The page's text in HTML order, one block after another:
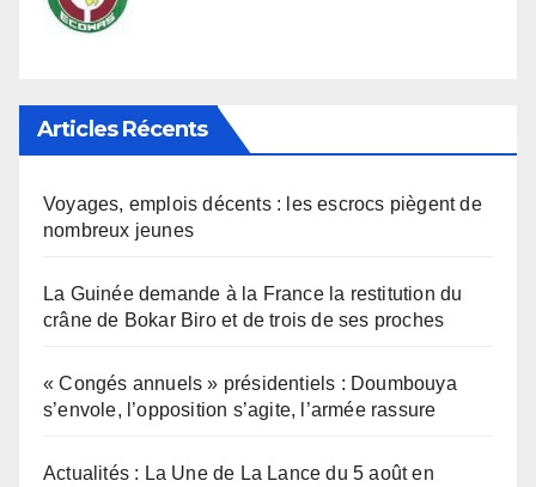
Articles Récents
Voyages, emplois décents : les escrocs piègent de
nombreux jeunes
La Guinée demande à la France la restitution du
crâne de Bokar Biro et de trois de ses proches
« Congés annuels » présidentiels : Doumbouya
s’envole, l’opposition s’agite, l’armée rassure
Actualités : La Une de La Lance du 5 août en